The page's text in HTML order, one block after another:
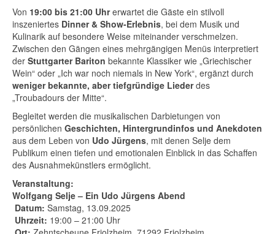
Von 19:00 bis 21:00 Uhrerwartet die Gäste ein stilvoll
inszeniertes Dinner & Show-Erlebnis, bei dem Musik und
Kulinarik auf besondere Weise miteinander verschmelzen.
Zwischen den Gängen eines mehrgängigen Menüs interpretiert
der Stuttgarter Bariton bekannte Klassiker wie „Griechischer
Wein“ oder „Ich war noch niemals in New York“, ergänzt durch
weniger bekannte, aber tiefgründige Liederdes
„Troubadours der Mitte“.
Begleitet werden die musikalischen Darbietungen von
persönlichen Geschichten, Hintergrundinfos und Anekdoten
aus dem Leben von Udo Jürgens, mit denen Selje dem
Publikum einen tiefen und emotionalen Einblick in das Schaffen
des Ausnahmekünstlers ermöglicht.
Veranstaltung:
Wolfgang Selje – Ein Udo Jürgens Abend
Datum: Samstag, 13.09.2025
Uhrzeit: 19:00 – 21:00 Uhr